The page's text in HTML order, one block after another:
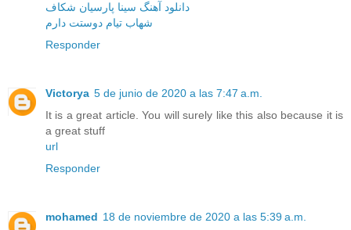
دانلود آهنگ سینا پارسیان شکاف
شهاب تیام دوستت دارم
Responder
Victorya 5 de junio de 2020 a las 7:47 a.m.
It is a great article. You will surely like this also because it is
a great stuff
url
Responder
mohamed 18 de noviembre de 2020 a las 5:39 a.m.